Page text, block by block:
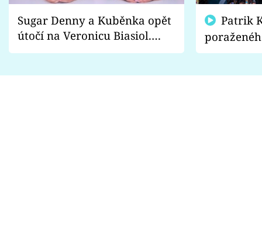
Sugar Denny a Kuběnka opět
útočí na Veronicu Biasiol.
Proč je podle nich falešná a
fanoušci